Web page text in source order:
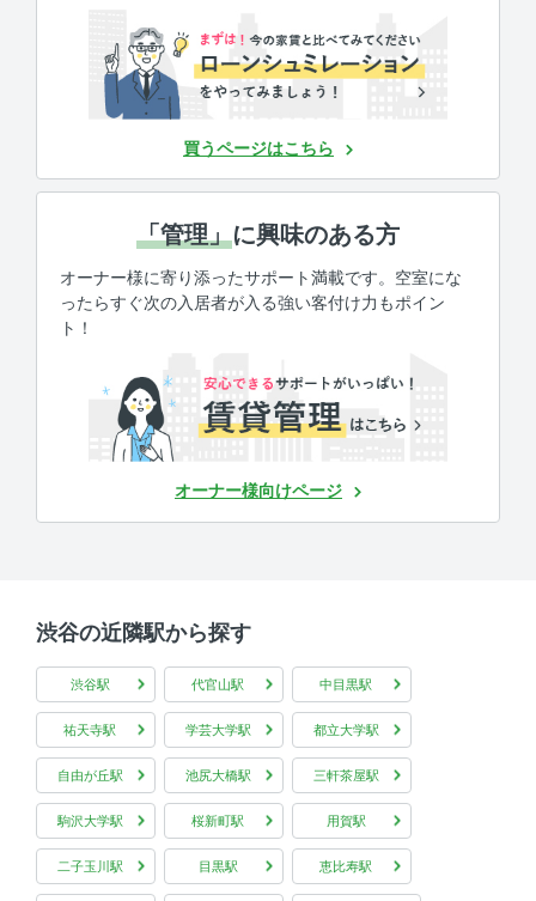
買うページはこちら
「管理」に興味のある方
オーナー様に寄り添ったサポート満載です。空室にな
ったらすぐ次の入居者が入る強い客付け力もポイン
ト！
オーナー様向けページ
渋谷の近隣駅から探す
渋谷駅 代官山駅 中目黒駅
祐天寺駅 学芸大学駅 都立大学駅
自由が丘駅 池尻大橋駅 三軒茶屋駅
駒沢大学駅 桜新町駅 用賀駅
二子玉川駅 目黒駅 恵比寿駅